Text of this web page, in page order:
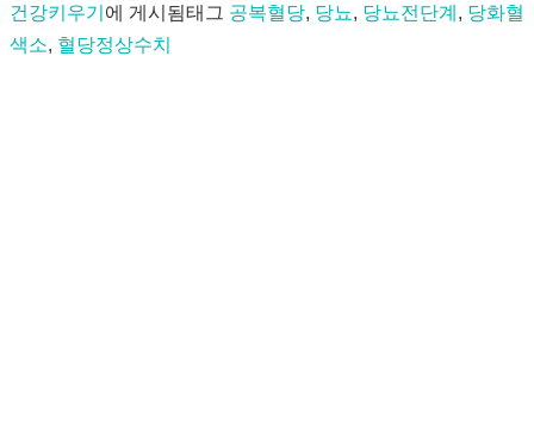
건강키우기 에 게시됨태그 공복혈당, 당뇨, 당뇨전단계 , 당화혈
색소, 혈당정상수치